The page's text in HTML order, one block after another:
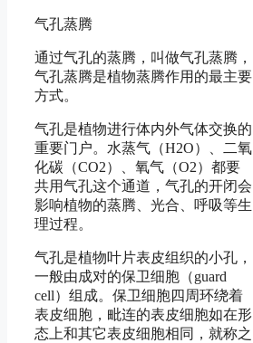
气孔蒸腾
通过气孔的蒸腾，叫做气孔蒸腾，
气孔蒸腾是植物蒸腾作用的最主要
方式。
气孔是植物进行体内外气体交换的
重要门户。水蒸气（H2O）、二氧
化碳（CO2）、氧气（O2）都要
共用气孔这个通道，气孔的开闭会
影响植物的蒸腾、光合、呼吸等生
理过程。
气孔是植物叶片表皮组织的小孔，
一般由成对的保卫细胞（guard
cell）组成。保卫细胞四周环绕着
表皮细胞，毗连的表皮细胞如在形
态上和其它表皮细胞相同，就称之